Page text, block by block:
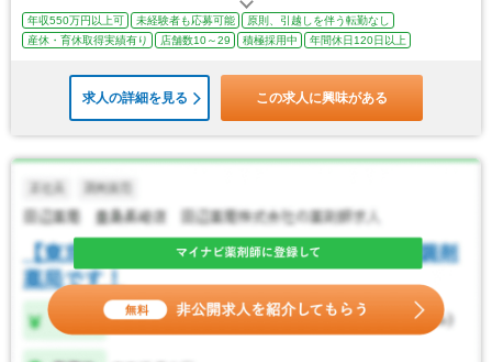
年収550万円以上可 未経験者も応募可能
原則、引越しを伴う転勤なし
産休・育休取得実績有り
店舗数10～29 積極採用中 年間休日120日以上
求人の詳細を見る この求人に興味がある